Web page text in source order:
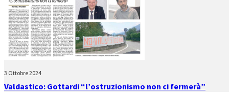
3 Ottobre 2024
Valdastico: Gottardi “l’ostruzionismo non ci fermerà”